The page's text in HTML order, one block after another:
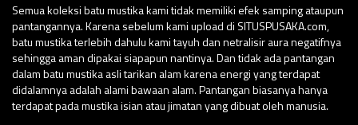
Semua koleksi batu mustika kami tidak memiliki efek samping ataupun
pantangannya. Karena sebelum kami upload di SITUSPUSAKA.com,
batu mustika terlebih dahulu kami tayuh dan netralisir aura negatifnya
sehingga aman dipakai siapapun nantinya. Dan tidak ada pantangan
dalam batu mustika asli tarikan alam karena energi yang terdapat
didalamnya adalah alami bawaan alam. Pantangan biasanya hanya
terdapat pada mustika isian atau jimatan yang dibuat oleh manusia.